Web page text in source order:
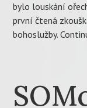
bylo louskání
první čtená
bohoslužby.